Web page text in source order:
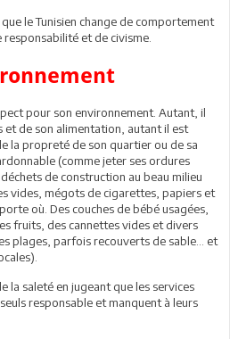
le Tunisien change de comportement
responsabilité et de civisme.
pour son environnement. Autant, il
de son alimentation, autant il est
la propreté de son quartier ou de sa
(comme jeter ses ordures
de construction au beau milieu
vides, mégots de cigarettes, papiers et
où. Des couches de bébé usagées,
fruits, des cannettes vides et divers
plages, parfois recouverts de sable… et
la saleté en jugeant que les services
responsable et manquent à leurs